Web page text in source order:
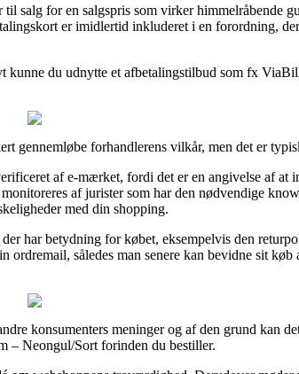
salg for en salgspris som virker himmelråbende
er imidlertid inkluderet i en forordning,
du udnytte et afbetalingstilbud som fx
gennemløbe forhandlerens vilkår, men det er
af e-mærket, fordi det er en angivelse af at
af jurister som har den nødvendige
med din shopping.
har betydning for købet, eksempelvis den
således man senere kan bevidne sit
konsumenters meninger og af den grund kan
– Neongul/Sort forinden du bestiller.